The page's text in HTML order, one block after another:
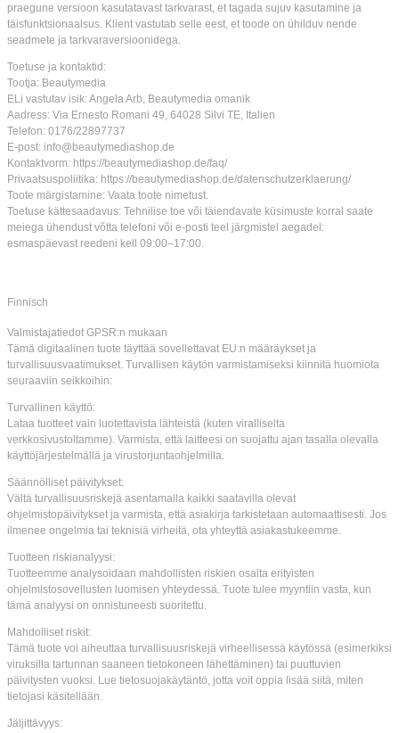
praegune versioon kasutatavast tarkvarast, et tagada sujuv kasutamine ja
täisfunktsionaalsus. Klient vastutab selle eest, et toode on ühilduv nende
seadmete ja tarkvaraversioonidega.
Toetuse ja kontaktid:
Tootja: Beautymedia
ELi vastutav isik: Angela Arb, Beautymedia omanik
Aadress: Via Ernesto Romani 49, 64028 Silvi TE, Italien
Telefon: 0176/22897737
E-post: info@beautymediashop.de
Kontaktvorm: https://beautymediashop.de/faq/
Privaatsuspoliitika: https://beautymediashop.de/datenschutzerklaerung/
Toote märgistamine: Vaata toote nimetust.
Toetuse kättesaadavus: Tehnilise toe või täiendavate küsimuste korral saate
meiega ühendust võtta telefoni või e-posti teel järgmistel aegadel:
esmaspäevast reedeni kell 09:00–17:00.
Finnisch
Valmistajatiedot GPSR:n mukaan
Tämä digitaalinen tuote täyttää sovellettavat EU:n määräykset ja
turvallisuusvaatimukset. Turvallisen käytön varmistamiseksi kiinnitä huomiota
seuraaviin seikkoihin:
Turvallinen käyttö:
Lataa tuotteet vain luotettavista lähteistä (kuten viralliselta
verkkosivustoltamme). Varmista, että laitteesi on suojattu ajan tasalla olevalla
käyttöjärjestelmällä ja virustorjuntaohjelmilla.
Säännölliset päivitykset:
Vältä turvallisuusriskejä asentamalla kaikki saatavilla olevat
ohjelmistopäivitykset ja varmista, että asiakirja tarkistetaan automaattisesti. Jos
ilmenee ongelmia tai teknisiä virheitä, ota yhteyttä asiakastukeemme.
Tuotteen riskianalyysi:
Tuotteemme analysoidaan mahdollisten riskien osalta erityisten
ohjelmistosovellusten luomisen yhteydessä. Tuote tulee myyntiin vasta, kun
tämä analyysi on onnistuneesti suoritettu.
Mahdolliset riskit:
Tämä tuote voi aiheuttaa turvallisuusriskejä virheellisessä käytössä (esimerkiksi
viruksilla tartunnan saaneen tietokoneen lähettäminen) tai puuttuvien
päivitysten vuoksi. Lue tietosuojakäytäntö, jotta voit oppia lisää siitä, miten
tietojasi käsitellään.
Jäljittävyys: